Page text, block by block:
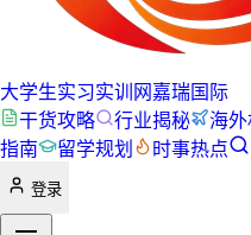
大学生实习实训网嘉瑞国际
干货攻略
行业揭秘 海
指南
留学规划 时事热点
登录